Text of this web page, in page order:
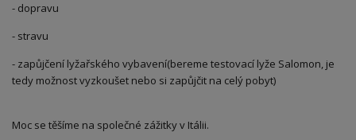
- dopravu
- stravu
- zapůjčení lyžařského vybavení(bereme testovací lyže Salomon, je
tedy možnost vyzkoušet nebo si zapůjčit na celý pobyt)
Moc se těšíme na společné zážitky v Itálii.